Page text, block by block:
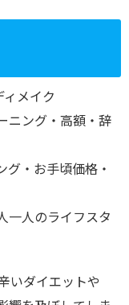
ィメイク
ニング・高額・辞
グ・お手頃価格・
一人のライフスタ
いダイエットや